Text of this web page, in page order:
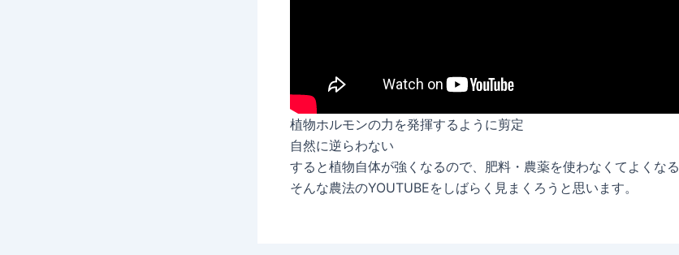
植物ホルモンの力を発揮するように剪定
自然に逆らわない
すると植物自体が強くなるので、肥料・農薬を使わなくてよくなる
そんな農法のYOUTUBEをしばらく見まくろうと思います。